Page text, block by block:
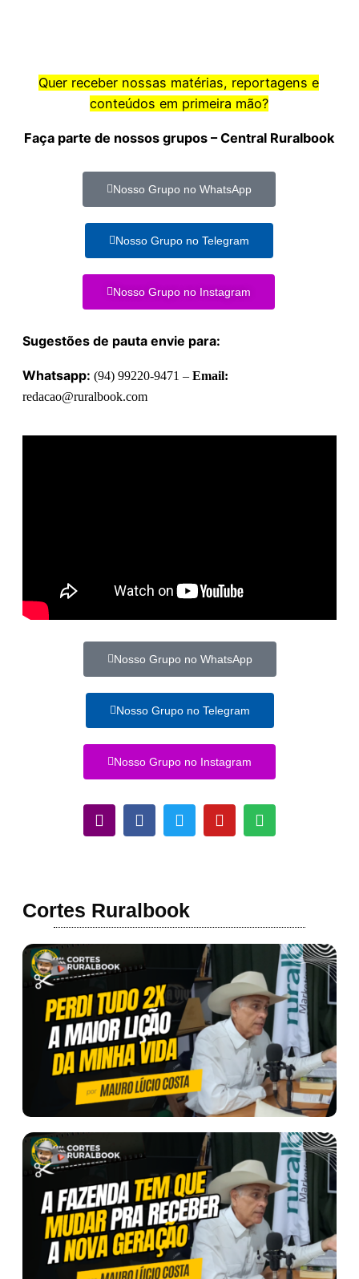
Quer receber nossas matérias, reportagens e
conteúdos em primeira mão?
Faça parte de nossos grupos – Central Ruralbook
Nosso Grupo no WhatsApp
Nosso Grupo no Telegram
Nosso Grupo no Instagram
Sugestões de pauta envie para:
Whatsapp: (94) 99220-9471 – Email:
redacao@ruralbook.com
Nosso Grupo no WhatsApp
Nosso Grupo no Telegram
Nosso Grupo no Instagram
Cortes Ruralbook